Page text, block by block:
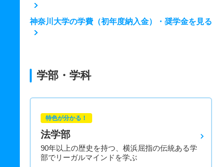
神奈川大学の学費（初年度納入金）・奨学金を見る
学部・学科
特色が分かる！
法学部
90年以上の歴史を持つ、横浜屈指の伝統ある学
部でリーガルマインドを学ぶ